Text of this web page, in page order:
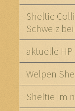
Sheltie
Schweiz
aktuelle
Welpen
Sheltie im